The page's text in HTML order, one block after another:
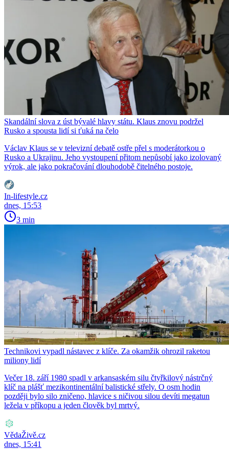
Skandální slova z úst bývalé hlavy státu. Klaus znovu podržel
Rusko a spousta lidí si ťuká na čelo
Václav Klaus se v televizní debatě ostře přel s moderátorkou o
Rusko a Ukrajinu. Jeho vystoupení přitom nepůsobí jako izolovaný
výrok, ale jako pokračování dlouhodobě čitelného postoje.
In-lifestyle.cz
dnes, 15:53
3 min
Technikovi vypadl nástavec z klíče. Za okamžik ohrozil raketou
miliony lidí
Večer 18. září 1980 spadl v arkansaském silu čtyřkilový nástrčný
klíč na plášť mezikontinentální balistické střely. O osm hodin
později bylo silo zničeno, hlavice s ničivou silou devíti megatun
ležela v příkopu a jeden člověk byl mrtvý.
VědaŽivě.cz
dnes, 15:41